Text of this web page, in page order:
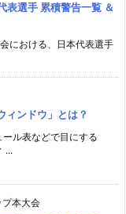
選手 累積警告一覧 ＆
における、日本代表選手
ィンドウ」とは？
ル表などで目にする
...
プ本大会